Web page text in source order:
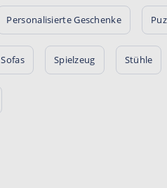
Personalisierte Geschenke
Sofas Spielzeug Stühle